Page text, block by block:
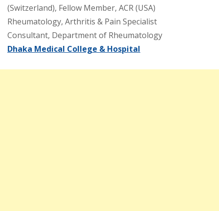
(Switzerland), Fellow Member, ACR (USA)
Rheumatology, Arthritis & Pain Specialist
Consultant, Department of Rheumatology
Dhaka Medical College & Hospital